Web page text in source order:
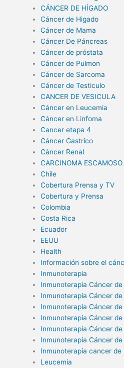
CÁNCER DE HÍGADO
Cáncer de Higado
Cáncer de Mama
Cáncer De Páncreas
Cáncer de próstata
Cáncer de Pulmon
Cáncer de Sarcoma
Cáncer de Testiculo
CANCER DE VESICULA
Cáncer en Leucemia
Cáncer en Linfoma
Cancer etapa 4
Cáncer Gastrico
Cáncer Renal
CARCINOMA ESCAMOSO
Chile
Cobertura Prensa y TV
Cobertura y Prensa
Colombia
Costa Rica
Ecuador
EEUU
Health
Información sobre el
Inmunoterapia
Inmunoterapia Cáncer de
Inmunoterapia Cáncer
Inmunoterapia Cáncer
Inmunoterapia Cáncer de
Inmunoterapia Cáncer de
Inmunoterapia Cáncer
Inmunoterapia cancer de
Leucemia